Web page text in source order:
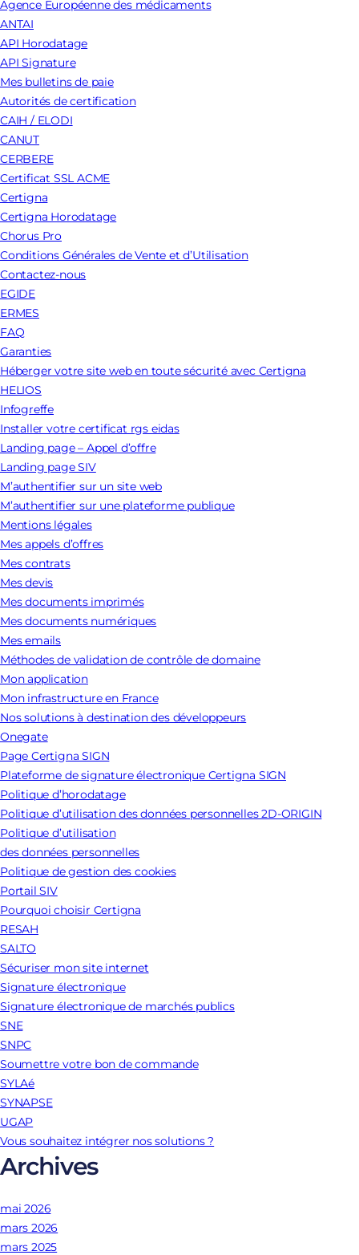
Agence Européenne des médicaments
ANTAI
API Horodatage
API Signature
Mes bulletins de paie
Autorités de certification
CAIH / ELODI
CANUT
CERBERE
Certificat SSL ACME
Certigna
Certigna Horodatage
Chorus Pro
Conditions Générales de Vente et d’Utilisation
Contactez-nous
EGIDE
ERMES
FAQ
Garanties
Héberger votre site web en toute sécurité avec Certigna
HELIOS
Infogreffe
Installer votre certificat rgs eidas
Landing page – Appel d’offre
Landing page SIV
M’authentifier sur un site web
M’authentifier sur une plateforme publique
Mentions légales
Mes appels d’offres
Mes contrats
Mes devis
Mes documents imprimés
Mes documents numériques
Mes emails
Méthodes de validation de contrôle de domaine
Mon application
Mon infrastructure en France
Nos solutions à destination des développeurs
Onegate
Page Certigna SIGN
Plateforme de signature électronique Certigna SIGN
Politique d’horodatage
Politique d’utilisation des données personnelles 2D-ORIGIN
Politique d’utilisation
des données personnelles
Politique de gestion des cookies
Portail SIV
Pourquoi choisir Certigna
RESAH
SALTO
Sécuriser mon site internet
Signature électronique
Signature électronique de marchés publics
SNE
SNPC
Soumettre votre bon de commande
SYLAé
SYNAPSE
UGAP
Vous souhaitez intégrer nos solutions ?
Archives
mai 2026
mars 2026
mars 2025